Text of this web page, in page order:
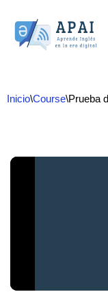
Saltar
Inicio\Course\Prueba